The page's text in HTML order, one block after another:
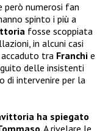
però numerosi fan
spinto i più a
fosse scoppiata
in alcuni casi
accaduto tra Franchi e
delle insistenti
di intervenire per la
ha spiegato